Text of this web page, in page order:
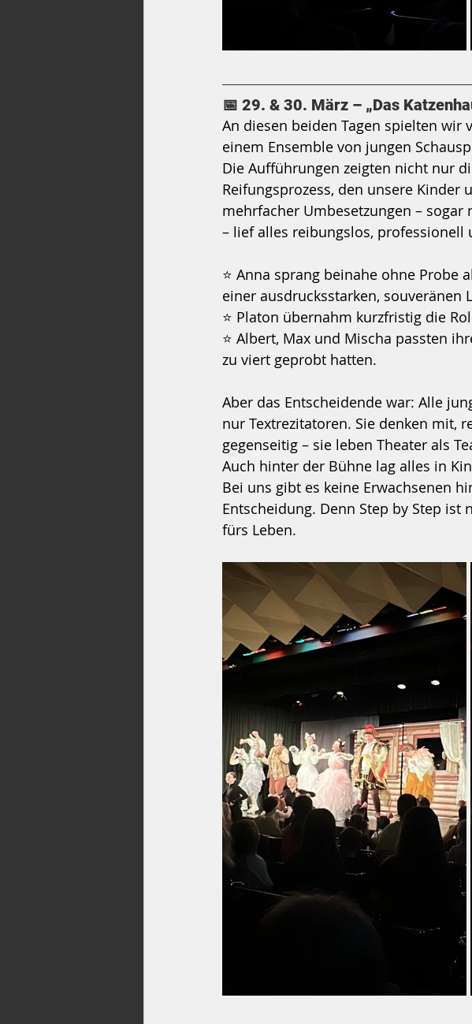
📅 29. & 30. März – „Das
An diesen beiden Tagen spielten wir
einem Ensemble von jungen
Die Aufführungen zeigten nicht nur
Reifungsprozess, den unsere Kinder
mehrfacher Umbesetzungen –
– lief alles reibungslos, professionell
⭐ Anna sprang beinahe ohne Probe
einer ausdrucksstarken, souveränen
⭐ Platon übernahm kurzfristig die
⭐ Albert, Max und Mischa passten
zu viert geprobt hatten.
Aber das Entscheidende war: Alle
nur Textrezitatoren. Sie denken mit,
gegenseitig – sie leben Theater als
Auch hinter der Bühne lag alles in
Bei uns gibt es keine Erwachsenen
Entscheidung. Denn Step by Step
fürs Leben.